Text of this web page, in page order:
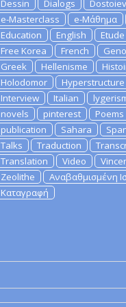
Dessin
Dialogs
e-Masterclass
e-Μάθημα
Education
English Etude
Free Korea
French
Greek
Hellenisme
Holodomor
Hyperstructure
Interview
Italian
novels
pinterest Poems
publication
Sahara
Talks
Traduction
Translation
Video
Zeolithe
Αναβαθμισμένη
Καταγραφή